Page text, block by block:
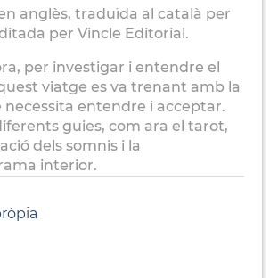
anglès, traduïda al català per
per Vincle Editorial.
per investigar i entendre el
viatge es va trenant amb la
entendre i acceptar.
guies, com ara el tarot,
dels somnis i la
interior.